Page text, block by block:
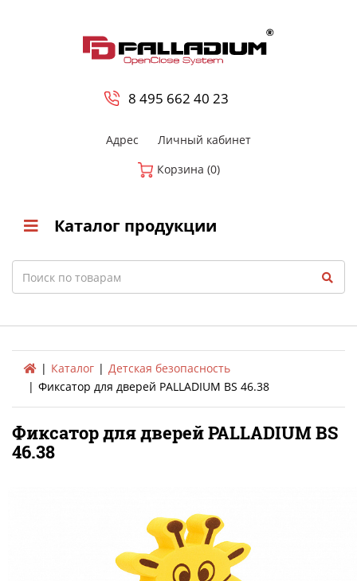
8 495 662 40 23
Адрес
Личный кабинет
Корзина (0)
Каталог продукции
Search
Каталог
Детская безопасность
Фиксатор для дверей PALLADIUM BS 46.38
Фиксатор для дверей PALLADIUM BS
46.38